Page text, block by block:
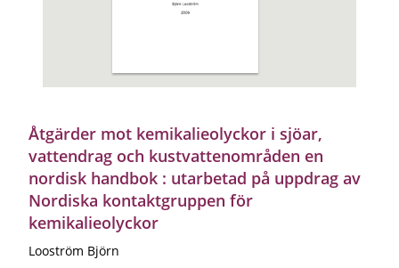
Åtgärder mot kemikalieolyckor i sjöar,
vattendrag och kustvattenområden en
nordisk handbok : utarbetad på uppdrag av
Nordiska kontaktgruppen för
kemikalieolyckor
Looström Björn